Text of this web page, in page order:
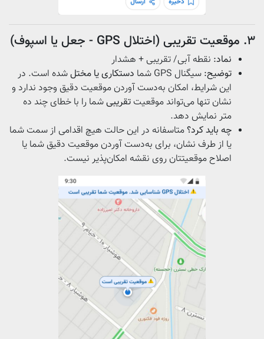
۳. موقعیت تقریبی (اختلال GPS - جعل یا اسپوف)
نماد: نقطه‌ آبی/ تقریبی + هشدار
توضیح: سیگنال GPS شما دستکاری یا مختلشده است. در
این شرایط، امکان به‌دست آوردن موقعیت دقیق وجود ندارد و
نشان تنها می‌تواند موقعیت تقریبیشما را با خطای چند ده
متر نمایش دهد.
چه باید کرد؟متاسفانه در این حالت هیچ اقدامی از سمت شما
یا از طرف نشان، برای به‌دست آوردن موقعیت دقیق شما یا
اصلاح موقعیتتان روی نقشه امکان‌پذیر نیست.